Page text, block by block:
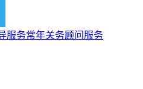
服务常年关务顾问服务